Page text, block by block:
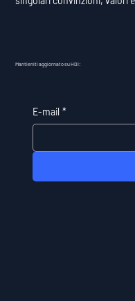
Mantieniti aggiornato su HDI:
E-mail *